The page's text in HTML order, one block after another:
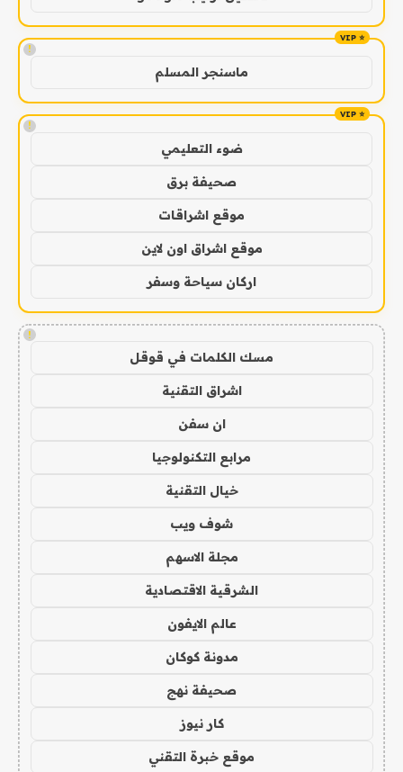
!
ماسنجر المسلم
!
ضوء التعليمي
صحيفة برق
موقع اشراقات
موقع اشراق اون لاين
اركان سياحة وسفر
!
مسك الكلمات في قوقل
اشراق التقنية
ان سفن
مرابع التكنولوجيا
خيال التقنية
شوف ويب
مجلة الاسهم
الشرقية الاقتصادية
عالم الايفون
مدونة كوكان
صحيفة نهج
كار نيوز
موقع خبرة التقني